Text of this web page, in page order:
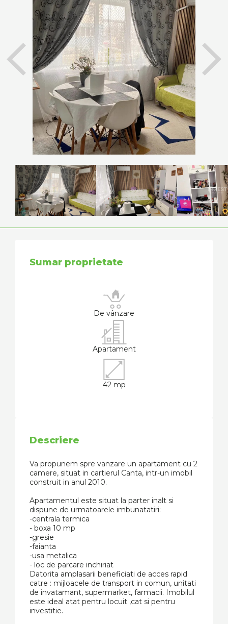
Sumar proprietate
De vânzare
Apartament
42 mp
Descriere
Va propunem spre vanzare un apartament cu 2
camere, situat in cartierul Canta, intr-un imobil
construit in anul 2010.
Apartamentul este situat la parter inalt si
dispune de urmatoarele imbunatatiri:
-centrala termica
- boxa 10 mp
-gresie
-faianta
-usa metalica
- loc de parcare inchiriat
Datorita amplasarii beneficiati de acces rapid
catre : mijloacele de transport in comun, unitati
de invatamant, supermarket, farmacii. Imobilul
este ideal atat pentru locuit ,cat si pentru
investitie.